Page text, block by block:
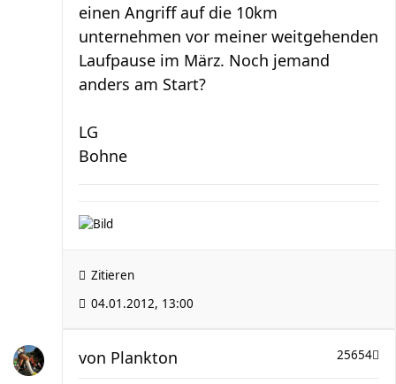
einen Angriff auf die 10km
unternehmen vor meiner weitgehenden
Laufpause im März. Noch jemand
anders am Start?
LG
Bohne
Zitieren
04.01.2012, 13:00
25654
von Plankton